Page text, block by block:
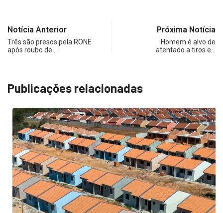
Notícia Anterior
Três são presos pela RONE
após roubo de…
Próxima Notícia
Homem é alvo de
atentado a tiros e…
Publicações relacionadas